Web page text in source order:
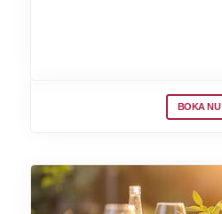
Majs & chilistuvning
Blandat
BOKA NU